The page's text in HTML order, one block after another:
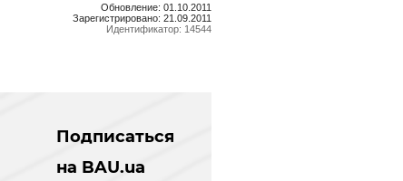
Обновление: 01.10.2011
Зарегистрировано: 21.09.2011
Идентификатор: 14544
Подписаться
на BAU.ua